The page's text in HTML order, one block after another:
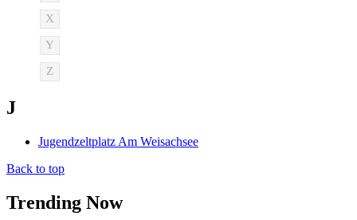
X
Y
Z
J
Jugendzeltplatz Am Weisachsee
Back to top
Trending Now